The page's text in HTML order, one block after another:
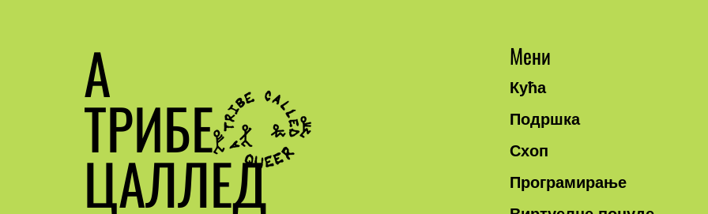
А
ТРИБЕ
ЦАЛЛЕД
Мени
Кућа
Подршка
Схоп
Програмирање